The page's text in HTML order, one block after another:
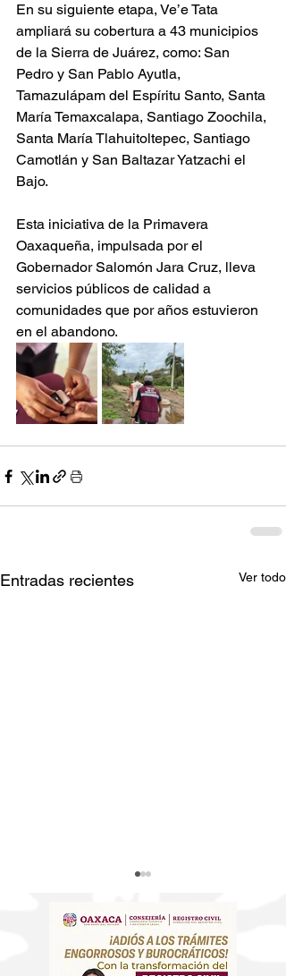
En su siguiente etapa, Ve’e Tata
ampliará su cobertura a 43 municipios
de la Sierra de Juárez, como: San
Pedro y San Pablo Ayutla,
Tamazulápam del Espíritu Santo, Santa
María Temaxcalapa, Santiago Zoochila,
Santa María Tlahuitoltepec, Santiago
Camotlán y San Baltazar Yatzachi el
Bajo.
Esta iniciativa de la Primavera
Oaxaqueña, impulsada por el
Gobernador Salomón Jara Cruz, lleva
servicios públicos de calidad a
comunidades que por años estuvieron
en el abandono.
Entradas recientes Ver todo